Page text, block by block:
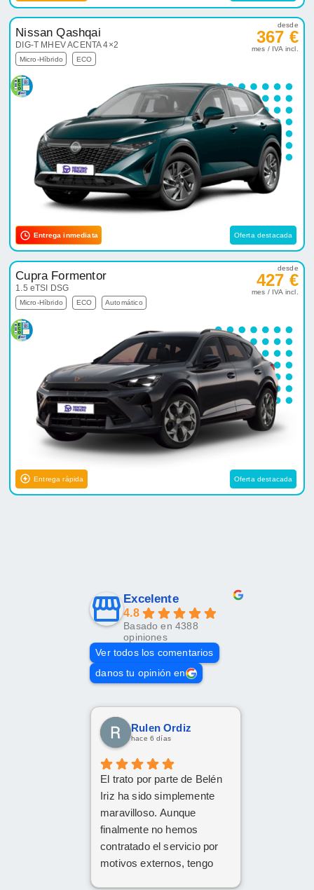
Nissan Qashqai
DIG-T MHEV ACENTA 4×2
Micro-Híbrido ECO
desde
367 €
mes / IVA incl.
Entrega inmediata Oferta destacada
Cupra Formentor
1.5 eTSI DSG
Micro-Híbrido ECO Automático
desde
427 €
mes / IVA incl.
Entrega rápida Oferta destacada
Excelente
4.8
Basado en 4388
opiniones
Ver todos los comentarios
danos tu opinión en
Rulen Ordiz
hace 6 días
El trato por parte de Belén
Iriz ha sido simplemente
maravilloso. Aunque
finalmente no hemos
contratado el servicio por
motivos externos, tengo